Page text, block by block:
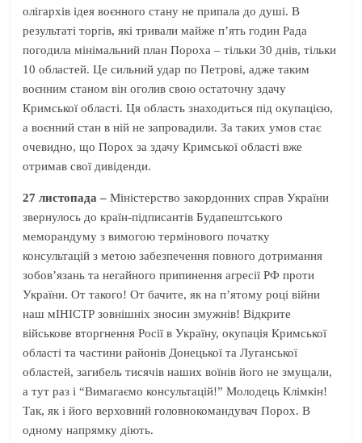
олігархів ідея воєнного стану не припала до душі. В
результаті торгів, які тривали майже п’ять годин Рада
погодила мінімальний план Пороха – тільки 30 днів, тільки
10 областей. Це сильний удар по Петрові, адже таким
воєнним станом він оголив свою остаточну здачу
Кримської області. Ця область знаходиться під окупацією,
а воєнний стан в ній не запровадили. За таких умов стає
очевидно, що Порох за здачу Кримської області вже
отримав свої дивіденди.
27 листопада –Міністерство закордонних справ України
звернулось до країн-підписантів Будапештського
меморандуму з вимогою термінового початку
консультацій з метою забезпечення повного дотримання
зобов’язань та негайного припинення агресії РФ проти
України. От такого! От бачите, як на п’ятому році війни
наш мІНІСТР зовнішніх зносин змужнів! Відкрите
військове вторгнення Росії в Україну, окупація Кримської
області та частини районів Донецької та Луганської
областей, загибель тисячів наших воїнів його не змущали,
а тут раз і “Вимагаємо консультацій!” Молодець Клімкін!
Так, як і його верховний головнокомандувач Порох. В
одному напрямку діють.